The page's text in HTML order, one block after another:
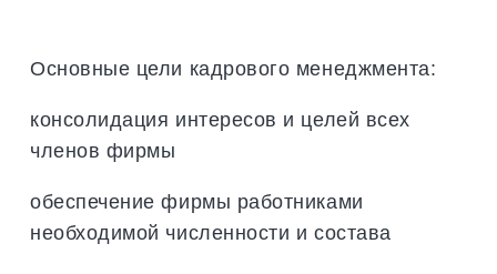
Основные цели кадрового менеджмента:
консолидация интересов и целей всех
членов фирмы
обеспечение фирмы работниками
необходимой численности и состава